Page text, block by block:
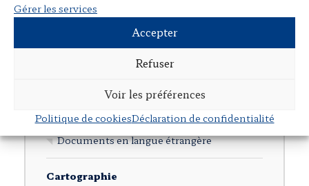
Gérer les services
Accepter
Refuser
Voir les préférences
Politique de cookiesDéclaration de confidentialité
Avant-propos, préfaces, postfaces,
Cours, colloques, conférences, tables
Tribunes et articles divers
Autres publications
Documents en langue étrangère
Cartographie